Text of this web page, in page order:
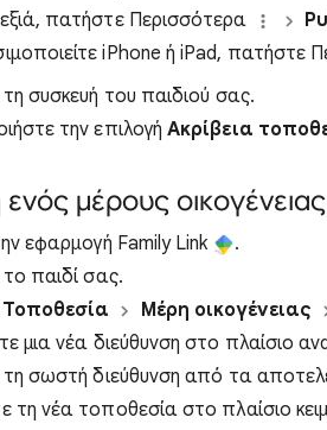
πατήστε Περισσότερα
iPhone ή iPad, πατήστε
τη συσκευή του παιδιού σας.
την επιλογήΑκρίβεια
μέρους οικογένειας
εφαρμογή Family Link
.
το παιδί σας.
Τοποθεσία Μέρη οικογένειας
μια νέα διεύθυνση στο πλαίσιο
τη σωστή διεύθυνση από τα
τη νέα τοποθεσία στο πλαίσιο